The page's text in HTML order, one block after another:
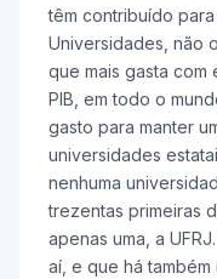
têm contribuído
Universidades, não
que mais gasta
PIB, em todo o
gasto para manter
universidades
nenhuma
trezentas primeiras
apenas uma, a
aí, e que há